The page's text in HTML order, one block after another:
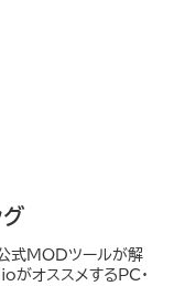
公式MODツールが解
オススメするPC・